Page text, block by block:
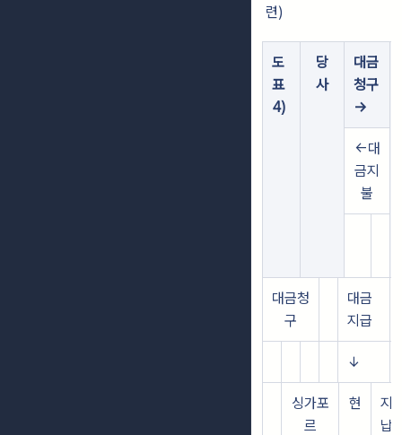
련)
도
표
4)
당
사
대금
청구
→
←대
금지
불
대금청
구
대금
지급
↓
싱가포
르
현
지
납